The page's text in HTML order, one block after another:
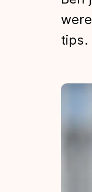
tips.